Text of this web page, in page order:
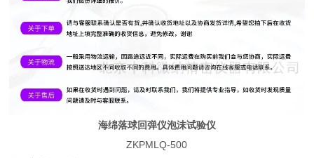
海绵落球回弹仪泡沫试验仪
ZKPMLQ-500